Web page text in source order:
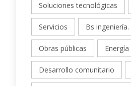
Soluciones tecnológicas
Servicios Bs ingeniería.
Obras públicas
Desarrollo comunitario